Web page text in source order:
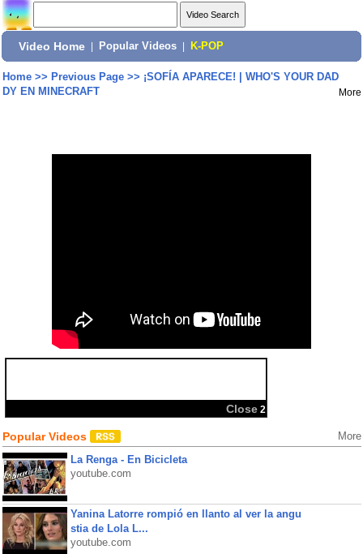
Video Home Popular Videos K-POP
Home>> Previous Page>> ¡SOFÍA APARECE! | WHO'S YOUR DAD
DY EN MINECRAFT
More
Close 2
Share:
Popular Videos More
La Renga - En Bicicleta
youtube.com
Yanina Latorre rompió en llanto al ver la angu
stia de Lola L...
youtube.com